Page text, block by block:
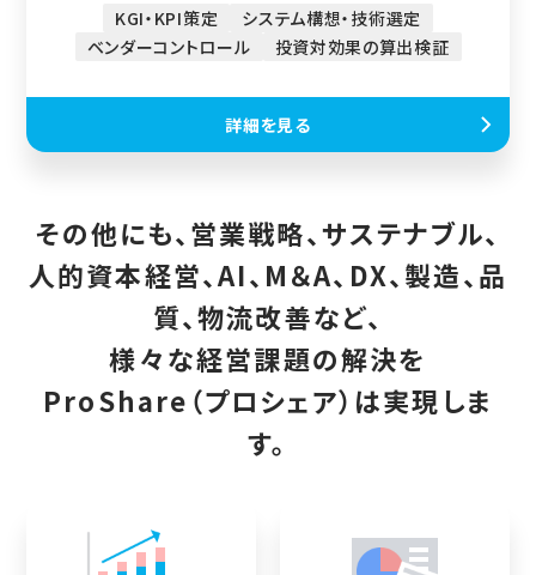
KGI・KPI策定
システム構想・技術選定
ベンダーコントロール
投資対効果の算出検証
詳細を見る
その他にも、営業戦略、サステナブル、
人的資本経営、AI、M＆A、DX、製造、品
質、物流改善など、
様々な経営課題の解決を
ProShare（プロシェア）は実現しま
す。